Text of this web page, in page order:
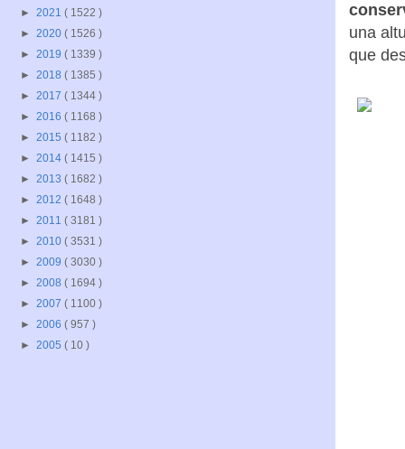
una
que
► 2021 ( 1522 )
► 2020 ( 1526 )
► 2019 ( 1339 )
► 2018 ( 1385 )
► 2017 ( 1344 )
► 2016 ( 1168 )
► 2015 ( 1182 )
► 2014 ( 1415 )
► 2013 ( 1682 )
► 2012 ( 1648 )
► 2011 ( 3181 )
► 2010 ( 3531 )
► 2009 ( 3030 )
► 2008 ( 1694 )
► 2007 ( 1100 )
► 2006 ( 957 )
► 2005 ( 10 )